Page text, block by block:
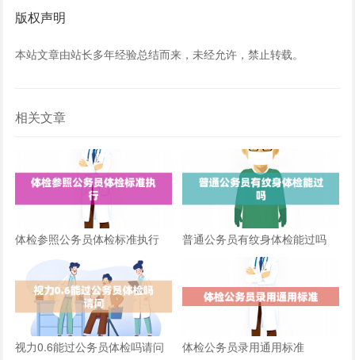
版权声明
本站文章由站长多年经验总结而来，未经允许，禁止转载。
相关文章
体检参照公务员体检标准执行 普通公务员有纹身体检能过吗
视力0.6能过公务员体检吗请问 体检公务员录用通用标准